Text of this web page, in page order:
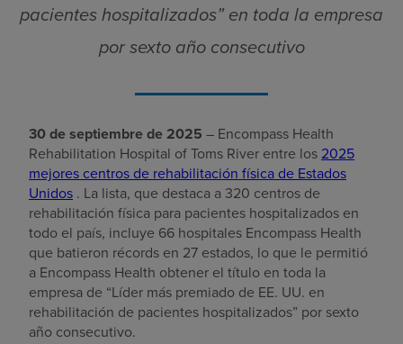
pacientes hospitalizados” en toda la empresa
por sexto año consecutivo
30 de septiembre de 2025 – Encompass Health
Rehabilitation Hospital of Toms River entre los 2025
mejores centros de rehabilitación física de Estados
Unidos . La lista, que destaca a 320 centros de
rehabilitación física para pacientes hospitalizados en
todo el país, incluye 66 hospitales Encompass Health
que batieron récords en 27 estados, lo que le permitió
a Encompass Health obtener el título en toda la
empresa de “Líder más premiado de EE. UU. en
rehabilitación de pacientes hospitalizados” por sexto
año consecutivo.